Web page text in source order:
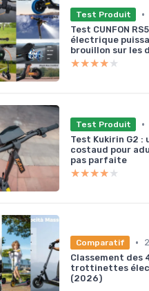
Test Produit •
Test CUNFON
électrique
brouillon sur les
★★★★★
★★★★★
Test Produit •
Test Kukirin G2
costaud pour
pas parfaite
★★★★★
★★★★★
Comparatif •
Classement des
trottinettes
(2026)